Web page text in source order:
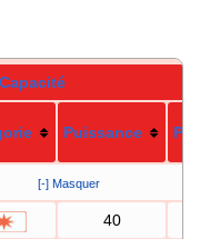
Capacité
Puissance
[-] Masquer
40